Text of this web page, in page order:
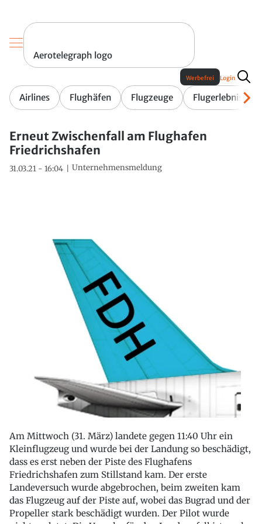
Aerotelegraph logo
Airlines Flughäfen Flugzeuge Flugerlebnis
Werbefrei Login
Erneut Zwischenfall am Flughafen
Friedrichshafen
31.03.21 - 16:04 Unternehmensmeldung
Am Mittwoch (31. März) landete gegen 11:40 Uhr ein
Kleinflugzeug und wurde bei der Landung so beschädigt,
dass es erst neben der Piste des Flughafens
Friedrichshafen zum Stillstand kam. Der erste
Landeversuch wurde abgebrochen, beim zweiten kam
das Flugzeug auf der Piste auf, wobei das Bugrad und der
Propeller stark beschädigt wurden. Der Pilot wurde